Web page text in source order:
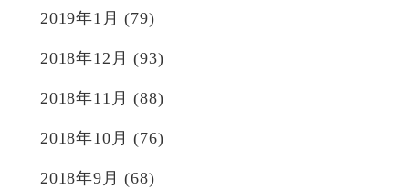
2019年1月 (79)
2018年12月 (93)
2018年11月 (88)
2018年10月 (76)
2018年9月 (68)